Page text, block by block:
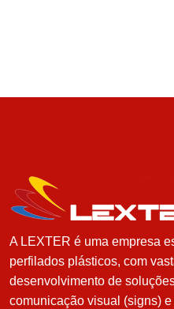
A LEXTER é uma empresa
perfilados plásticos, com
desenvolvimento de
comunicação visual (signs)